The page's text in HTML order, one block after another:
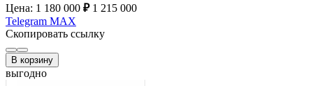
Цена: 1 180 000 ₽ 1 215 000
Telegram MAX
Скопировать ссылку
В корзину
выгодно